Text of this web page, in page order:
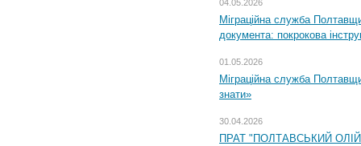
04.05.2026
Міграційна служба
документа: покрокова
01.05.2026
Міграційна служба
знати»
30.04.2026
ПРАТ "ПОЛТАВСЬКИЙ